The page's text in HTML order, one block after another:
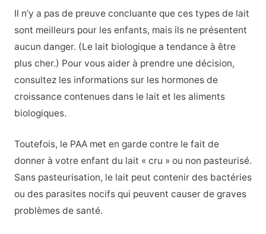
Il n’y a pas de preuve concluante que ces types de lait
sont meilleurs pour les enfants, mais ils ne présentent
aucun danger. (Le lait biologique a tendance à être
plus cher.) Pour vous aider à prendre une décision,
consultez les informations sur les hormones de
croissance contenues dans le lait et les aliments
biologiques.
Toutefois, le PAA met en garde contre le fait de
donner à votre enfant du lait « cru » ou non pasteurisé.
Sans pasteurisation, le lait peut contenir des bactéries
ou des parasites nocifs qui peuvent causer de graves
problèmes de santé.